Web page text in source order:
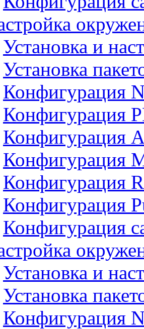
Установка и
Установка
Конфигурация
Конфигурация
Конфигурация
Конфигурация
Конфигурация
Конфигурация
Конфигурация
Установка и
Установка
Конфигурация